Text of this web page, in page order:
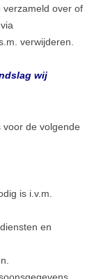
verzameld over of
verwijderen.
wij
de volgende
is i.v.m.
en